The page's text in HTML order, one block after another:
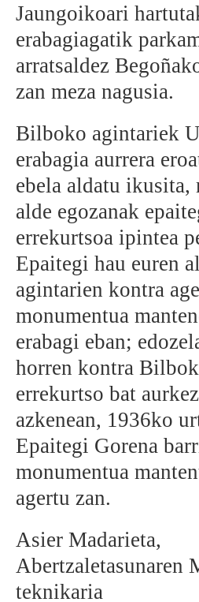
Jaungoikoari
erabagiagatik
arratsaldez
zan meza nagusia.
Bilboko agintariek
erabagia aurrera
ebela aldatu ikusita,
alde egozanak
errekurtsoa ipintea
Epaitegi hau euren
agintarien kontra
monumentua
erabagi eban;
horren kontra
errekurtso bat
azkenean, 1936ko
Epaitegi Gorena
monumentua
agertu zan.
Asier Madarieta,
Abertzaletasunaren
teknikaria